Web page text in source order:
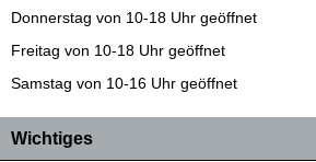
Donnerstag von 10-18 Uhr geöffnet
Freitag von 10-18 Uhr geöffnet
Samstag von 10-16 Uhr geöffnet
Wichtiges